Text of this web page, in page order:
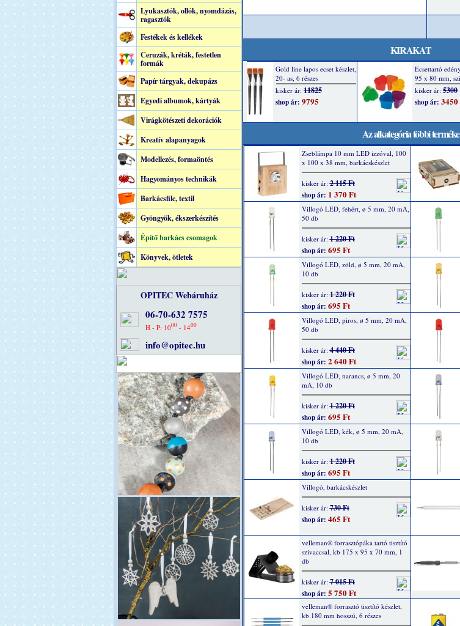
Lyukasztók, ollók, nyomdázás,
ragasztók
Festékek és kellékek
Ceruzák, kréták, festetlen
formák
Papír tárgyak, dekupázs
Egyedi albumok, kártyák
Virágkötészeti dekorációk
Kreatív alapanyagok
Modellezés, formaöntés
Hagyományos technikák
Barkácsfilc, textil
Gyöngyök, ékszerkészítés
Építő barkács csomagok
Könyvek, ötletek
OPITEC Webáruház
06-70-632 7575
H - P: 1000 - 1400
info@opitec.hu
KIRAKAT
Az alkategória többi terméke
Zseblámpa 10 mm LED izzóval, 100
x 100 x 38 mm, barkácskészlet
kisker ár:2 115 Ft
shop ár: 1 370 Ft
Villogó LED, fehért, ø 5 mm, 20 mA,
50 db
kisker ár:1 220 Ft
shop ár: 695 Ft
Villogó LED, zöld, ø 5 mm, 20 mA,
10 db
kisker ár:1 220 Ft
shop ár: 695 Ft
Villogó LED, piros, ø 5 mm, 20 mA,
50 db
kisker ár:4 440 Ft
shop ár: 2 640 Ft
Villogó LED, narancs, ø 5 mm, 20
mA, 10 db
kisker ár:1 220 Ft
shop ár: 695 Ft
Villogó LED, kék, ø 5 mm, 20 mA,
10 db
kisker ár:1 220 Ft
shop ár: 695 Ft
Villogó, barkácskészlet
kisker ár:730 Ft
shop ár: 465 Ft
velleman® forrasztópáka tartó tisztító
szivaccsal, kb 175 x 95 x 70 mm, 1
db
kisker ár:7 015 Ft
shop ár: 5 750 Ft
velleman® forrasztó tisztító készlet,
kb 180 mm hosszú, 6 részes